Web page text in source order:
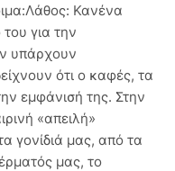
Κανένα
για την
υπάρχουν
ότι ο καφές, τα
εμφάνισή της. Στην
«απειλή»
γονίδιά μας, από τα
μας, το